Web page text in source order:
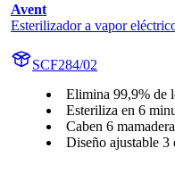
Avent
Esterilizador a vapor
SCF284/02
Elimina 99,9% de
Esteriliza en 6
Caben 6
Diseño ajustable 3